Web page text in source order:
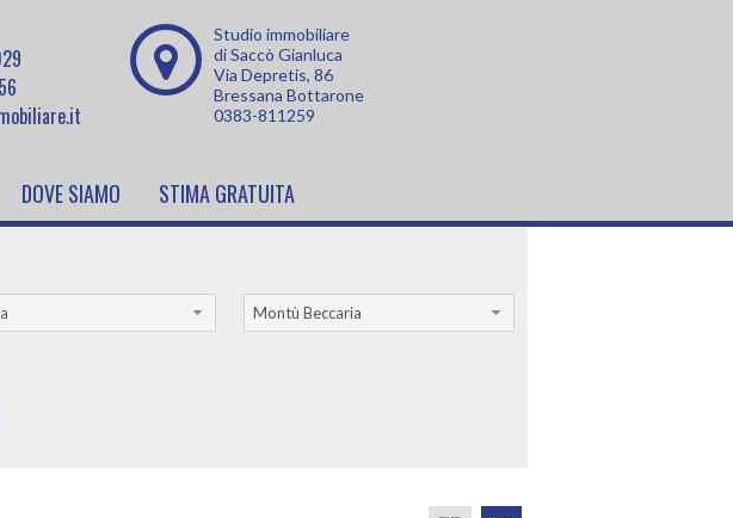
Studio immobiliare
di Saccò Gianluca
Via Depretis, 86
Bressana Bottarone
0383-811259
DOVE SIAMO STIMA GRATUITA
Montù Beccaria